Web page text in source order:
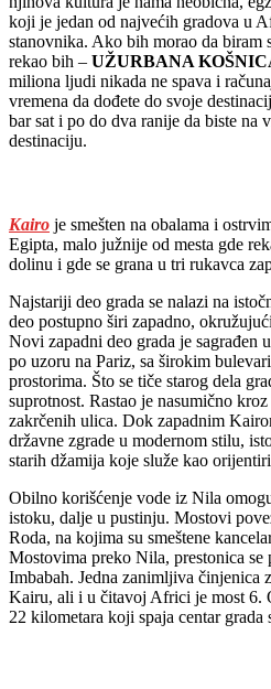
koji je jedan od najvećih gradova u
stanovnika. Ako bih morao da biram
rekao bih – UŽURBANA
miliona ljudi nikada ne spava i
vremena da dođete do svoje
bar sat i po do dva ranije da biste na
destinaciju.
Kairo je smešten na obalama i
Egipta, malo južnije od mesta gde
dolinu i gde se grana u tri rukavca
Najstariji deo grada se nalazi na
deo postupno širi zapadno,
Novi zapadni deo grada je sagrađen
po uzoru na Pariz, sa širokim
prostorima. Što se tiče starog dela
suprotnost. Rastao je nasumično
zakrčenih ulica. Dok zapadnim
državne zgrade u modernom stilu,
starih džamija koje služe kao
Obilno korišćenje vode iz Nila
istoku, dalje u pustinju. Mostovi
Roda, na kojima su smeštene
Mostovima preko Nila, prestonica se
Imbabah. Jedna zanimljiva činjenica
Kairu, ali i u čitavoj Africi je most 6.
22 kilometara koji spaja centar grada